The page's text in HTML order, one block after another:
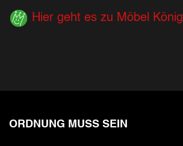
Hier geht es zu Möbel König
ORDNUNG MUSS SEIN